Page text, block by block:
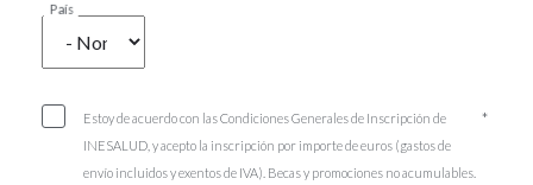
País
Estoy de acuerdo con las Condiciones Generales de Inscripción de
INESALUD, y acepto la inscripción por importe de euros (gastos de
envío incluidos y exentos de IVA). Becas y promociones no acumulables.